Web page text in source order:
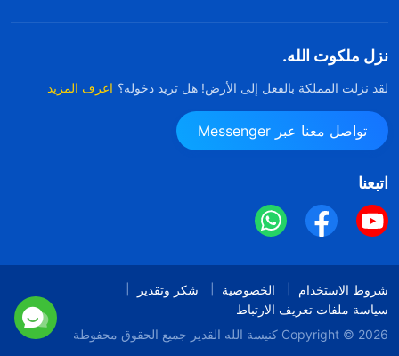
نزل ملكوت الله.
لقد نزلت المملكة بالفعل إلى الأرض! هل تريد دخوله؟ اعرف المزيد
تواصل معنا عبر Messenger
اتبعنا
شروط الاستخدام الخصوصية
شكر وتقدير
سياسة ملفات تعريف الارتباط
Copyright © 2026 كنيسة الله القدير جميع الحقوق محفوظة